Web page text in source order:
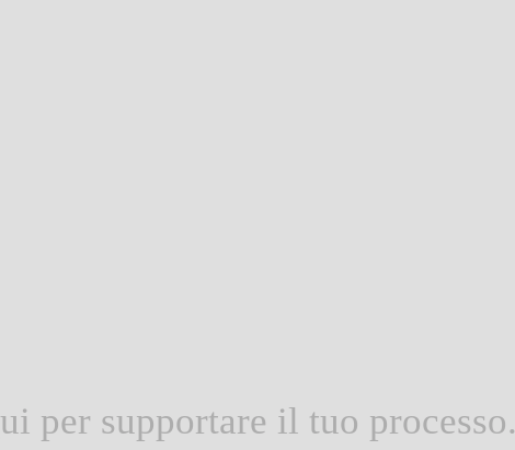
Vibia della tua zona per
disposizione per assisterti
di Atmosphere Design
per supportare il tuo processo.